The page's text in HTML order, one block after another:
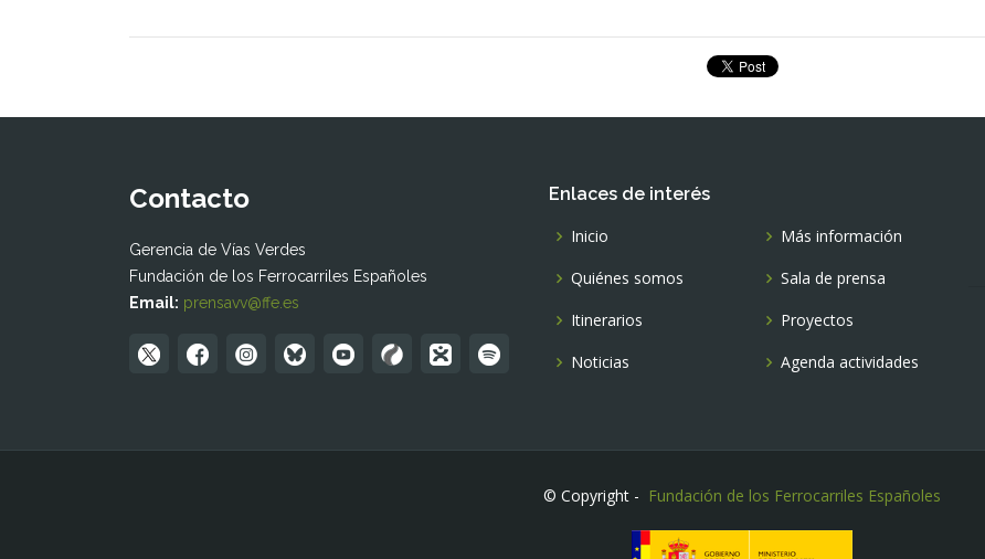
Contacto
Gerencia de Vías Verdes
Fundación de los Ferrocarriles Españoles
Email: prensavv@ffe.es
Enlaces de interés
Inicio
Quiénes somos
Itinerarios
Noticias
Más información
Sala de prensa
Proyectos
Agenda actividades
© Copyright - Fundación de los Ferrocarriles Españoles